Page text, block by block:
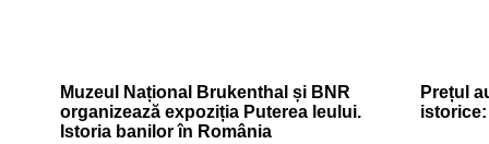
Muzeul Național Brukenthal și BNR
organizează expoziția Puterea leului.
Istoria banilor în România
Prețul